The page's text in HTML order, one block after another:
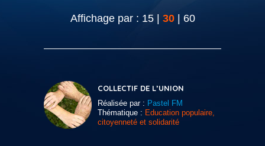
Affichage par : 15| 30| 60
COLLECTIF DE L’UNION
Réalisée par : Pastel FM
Thématique : Education populaire,
citoyenneté et solidarité